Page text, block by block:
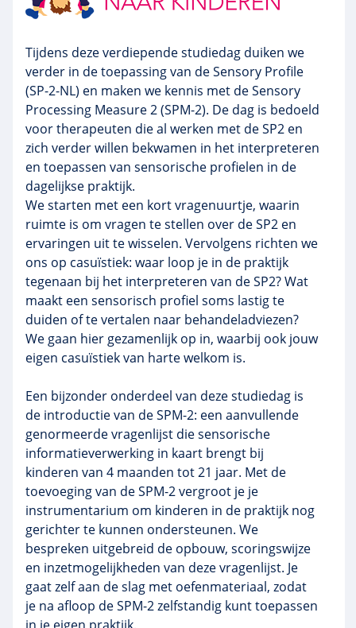
Tijdens deze verdiepende studiedag duiken we
verder in de toepassing van de Sensory Profile
(SP-2-NL) en maken we kennis met de Sensory
Processing Measure 2 (SPM-2). De dag is bedoeld
voor therapeuten die al werken met de SP2 en
zich verder willen bekwamen in het interpreteren
en toepassen van sensorische profielen in de
dagelijkse praktijk.
We starten met een kort vragenuurtje, waarin
ruimte is om vragen te stellen over de SP2 en
ervaringen uit te wisselen. Vervolgens richten we
ons op casuïstiek: waar loop je in de praktijk
tegenaan bij het interpreteren van de SP2? Wat
maakt een sensorisch profiel soms lastig te
duiden of te vertalen naar behandeladviezen?
We gaan hier gezamenlijk op in, waarbij ook jouw
eigen casuïstiek van harte welkom is.
Een bijzonder onderdeel van deze studiedag is
de introductie van de SPM-2: een aanvullende
genormeerde vragenlijst die sensorische
informatieverwerking in kaart brengt bij
kinderen van 4 maanden tot 21 jaar. Met de
toevoeging van de SPM-2 vergroot je je
instrumentarium om kinderen in de praktijk nog
gerichter te kunnen ondersteunen. We
bespreken uitgebreid de opbouw, scoringswijze
en inzetmogelijkheden van deze vragenlijst. Je
gaat zelf aan de slag met oefenmateriaal, zodat
je na afloop de SPM-2 zelfstandig kunt toepassen